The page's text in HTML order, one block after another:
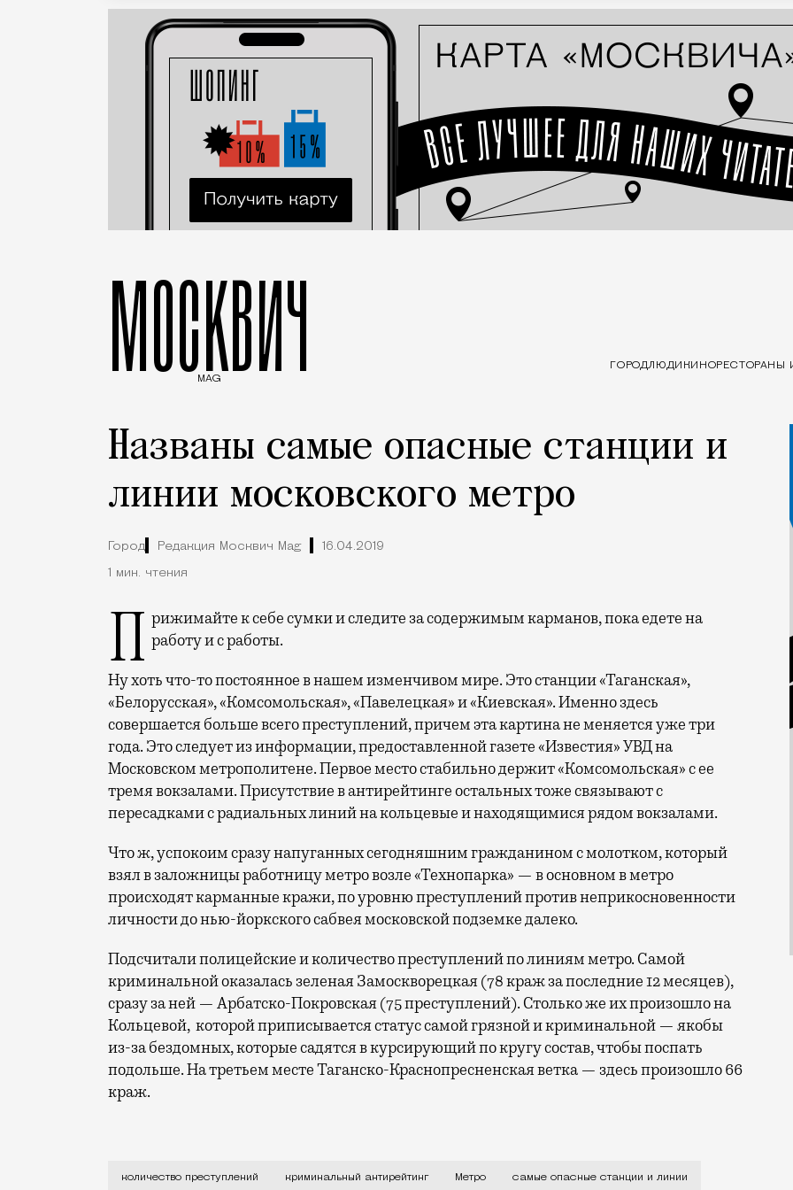
МОСКВИЧ
MAG
ГОРОДЛЮДИ КИНОРЕСТОРАНЫ
Названы самые опасные станции и
линии московского метро
Город Редакция Москвич Mag 16.04.2019
1 мин. чтения
Прижимайте к себе сумки и следите за содержимым карманов, пока едете на работу и с работы.
Ну хоть что-то постоянное в нашем изменчивом мире. Это станции «Таганская»,
«Белорусская», «Комсомольская», «Павелецкая» и «Киевская». Именно здесь
совершается больше всего преступлений, причем эта картина не меняется уже три
года. Это следует из информации, предоставленной газете «Известия» УВД на
Московском метрополитене. Первое место стабильно держит «Комсомольская» с ее
тремя вокзалами. Присутствие в антирейтинге остальных тоже связывают с
пересадками с радиальных линий на кольцевые и находящимися рядом вокзалами.
Что ж, успокоим сразу напуганных сегодняшним гражданином с молотком, который
взял в заложницы работницу метро возле «Технопарка» — в основном в метро
происходят карманные кражи, по уровню преступлений против неприкосновенности
личности до нью-йоркского сабвея московской подземке далеко.
Подсчитали полицейские и количество преступлений по линиям метро. Самой
криминальной оказалась зеленая Замоскворецкая (78 краж за последние 12 месяцев),
сразу за ней — Арбатско-Покровская (75 преступлений). Столько же их произошло на
Кольцевой, которой приписывается статус самой грязной и криминальной — якобы
из-за бездомных, которые садятся в курсирующий по кругу состав, чтобы поспать
подольше. На третьем месте Таганско-Краснопресненская ветка — здесь произошло 66
краж.
Прижимайте к себе сумки и следите за содержимым карманов, пока едете на работу и с
количество преступлений криминальный антирейтинг Метро самые опасные станции и линии